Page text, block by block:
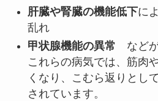
肝臓や腎臓の機能低下に
乱れ
甲状腺機能の異常 などが
これらの病気では、筋肉
くなり、こむら返りとし
されています。